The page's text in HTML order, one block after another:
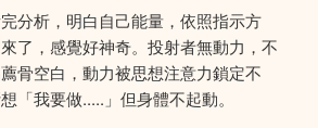
分析，明白自己能量，依照指示方
了，感覺好神奇。投射者無動力，不
骨空白，動力被思想注意力鎖定不
「我要做.....」但身體不起動。